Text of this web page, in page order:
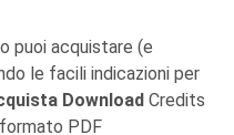
puoi acquistare (e
le facili indicazioni per
Download Credits
PDF